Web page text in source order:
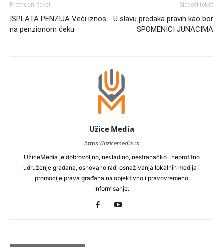
Prethodni tekst
ISPLATA PENZIJA Veći iznos
na penzionom čeku
Sledeći tekst
U slavu predaka pravih kao bor
SPOMENICI JUNACIMA
Užice Media
https://uzicemedia.rs
UžiceMedia je dobrovoljno, nevladino, nestranačko i neprofitno
udruženje građana, osnovano radi osnaživanja lokalnih medija i
promocije prava građana na objektivno i pravovremeno
informisanje.